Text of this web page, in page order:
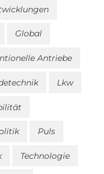
Global
Antriebe
Lkw
Puls
Technologie